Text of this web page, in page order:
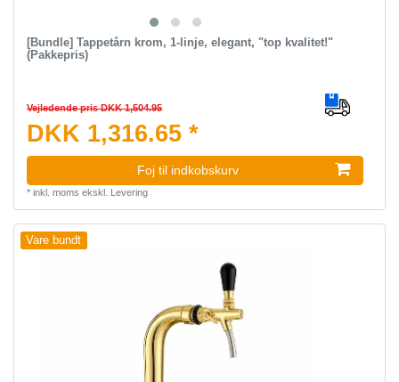
[Bundle] Tappetårn krom, 1-linje, elegant, "top kvalitet!"
(Pakkepris)
Vejledende pris DKK 1,504.95
DKK 1,316.65 *
Foj til indkobskurv
* inkl. moms ekskl. Levering
Vare bundt